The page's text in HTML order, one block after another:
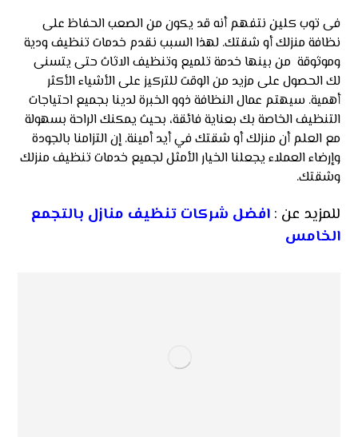
فى توب كلين نتفهم أنه قد يكون من الصعب الحفاظ على
نظافة منزلك أو شقتك. لهذا السبب نقدم خدمات تنظيف ودية
وموثوقة من بينها خدمة تلميع وتنظيف الاثاث حتى يتسنى
لك الحصول على مزيد من الوقت للتركيز على الأشياء الأكثر
أهمية. سيهتم عمال النظافة ذوو الخبرة لدينا بجميع احتياجات
التنظيف الخاصة بك بعناية فائقة، بحيث يمكنك الراحة بسهولة
مع العلم أن منزلك أو شقتك في أيد أمينة. إن التزامنا بالجودة
وإرضاء العملاء يجعلنا الخيار الأمثل لجميع خدمات تنظيف منزلك
وشقتك.
للمزيد عن :افضل شركات تنظيف منازل بالتجمع
الخامس